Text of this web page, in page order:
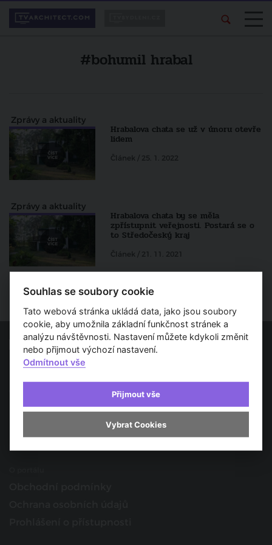
#bohumil hrabal
Zprávy a aktuality
Hrabalova chata se už v únoru otevře
lidem
Článek / 25. 1. 2022
Zprávy a aktuality
Hrabalova chata by se měla
zpřístupnit veřejnosti. Postará se o
to Středočeský kraj
Článek / 21. 11. 2021
Spojujeme svět architektury
Provozovatel
Souhlas se soubory cookie
Tato webová stránka ukládá data, jako jsou soubory
cookie, aby umožnila základní funkčnost stránek a
analýzu návštěvnosti. Nastavení můžete kdykoli změnit
nebo přijmout výchozí nastavení.
Odmítnout vše
Přijmout vše
Vybrat Cookies